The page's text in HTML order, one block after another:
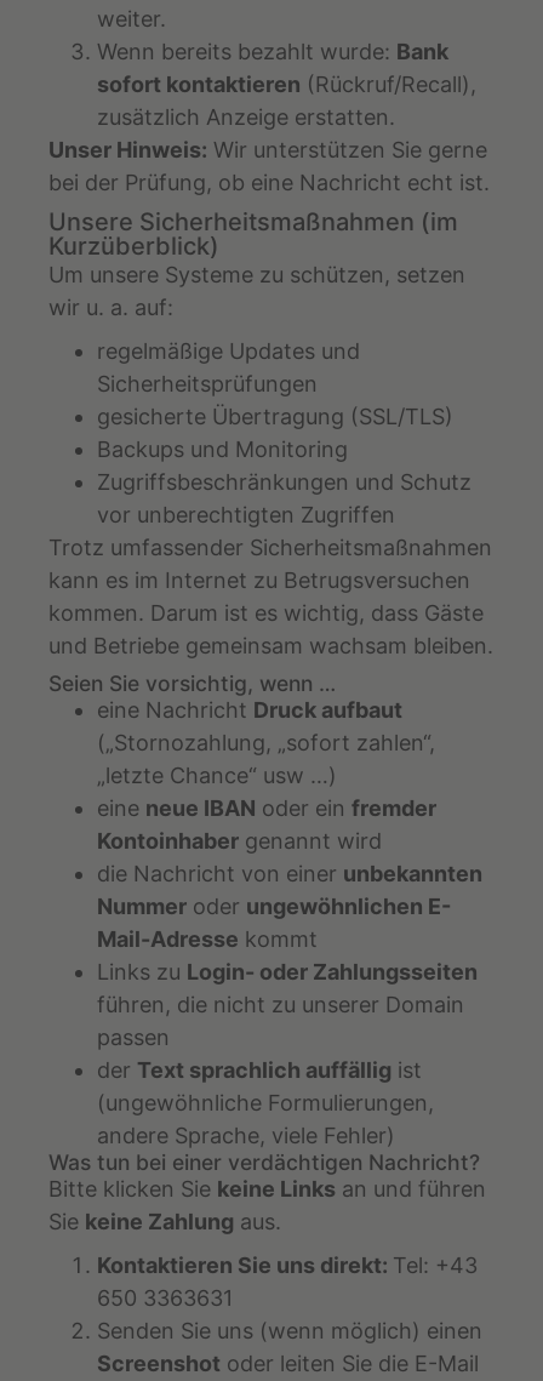
weiter.
Wenn bereits bezahlt wurde: Bank
sofort kontaktieren (Rückruf/Recall),
zusätzlich Anzeige erstatten.
Unser Hinweis: Wir unterstützen Sie gerne
bei der Prüfung, ob eine Nachricht echt ist.
Unsere Sicherheitsmaßnahmen (im
Kurzüberblick)
Um unsere Systeme zu schützen, setzen
wir u. a. auf:
regelmäßige Updates und
Sicherheitsprüfungen
gesicherte Übertragung (SSL/TLS)
Backups und Monitoring
Zugriffsbeschränkungen und Schutz
vor unberechtigten Zugriffen
Trotz umfassender Sicherheitsmaßnahmen
kann es im Internet zu Betrugsversuchen
kommen. Darum ist es wichtig, dass Gäste
und Betriebe gemeinsam wachsam bleiben.
Seien Sie vorsichtig, wenn …
eine Nachricht Druck aufbaut
(„Stornozahlung, „sofort zahlen“,
„letzte Chance“ usw …)
eine neue IBAN oder ein fremder
Kontoinhaber genannt wird
die Nachricht von einer unbekannten
Nummer oder ungewöhnlichen E-
Mail-Adresse kommt
Links zu Login- oder Zahlungsseiten
führen, die nicht zu unserer Domain
passen
der Text sprachlich auffällig ist
(ungewöhnliche Formulierungen,
andere Sprache, viele Fehler)
Was tun bei einer verdächtigen Nachricht?
Bitte klicken Sie keine Links an und führen
Sie keine Zahlung aus.
Kontaktieren Sie uns direkt: Tel: +43
650 3363631
Senden Sie uns (wenn möglich) einen
Screenshot oder leiten Sie die E-Mail